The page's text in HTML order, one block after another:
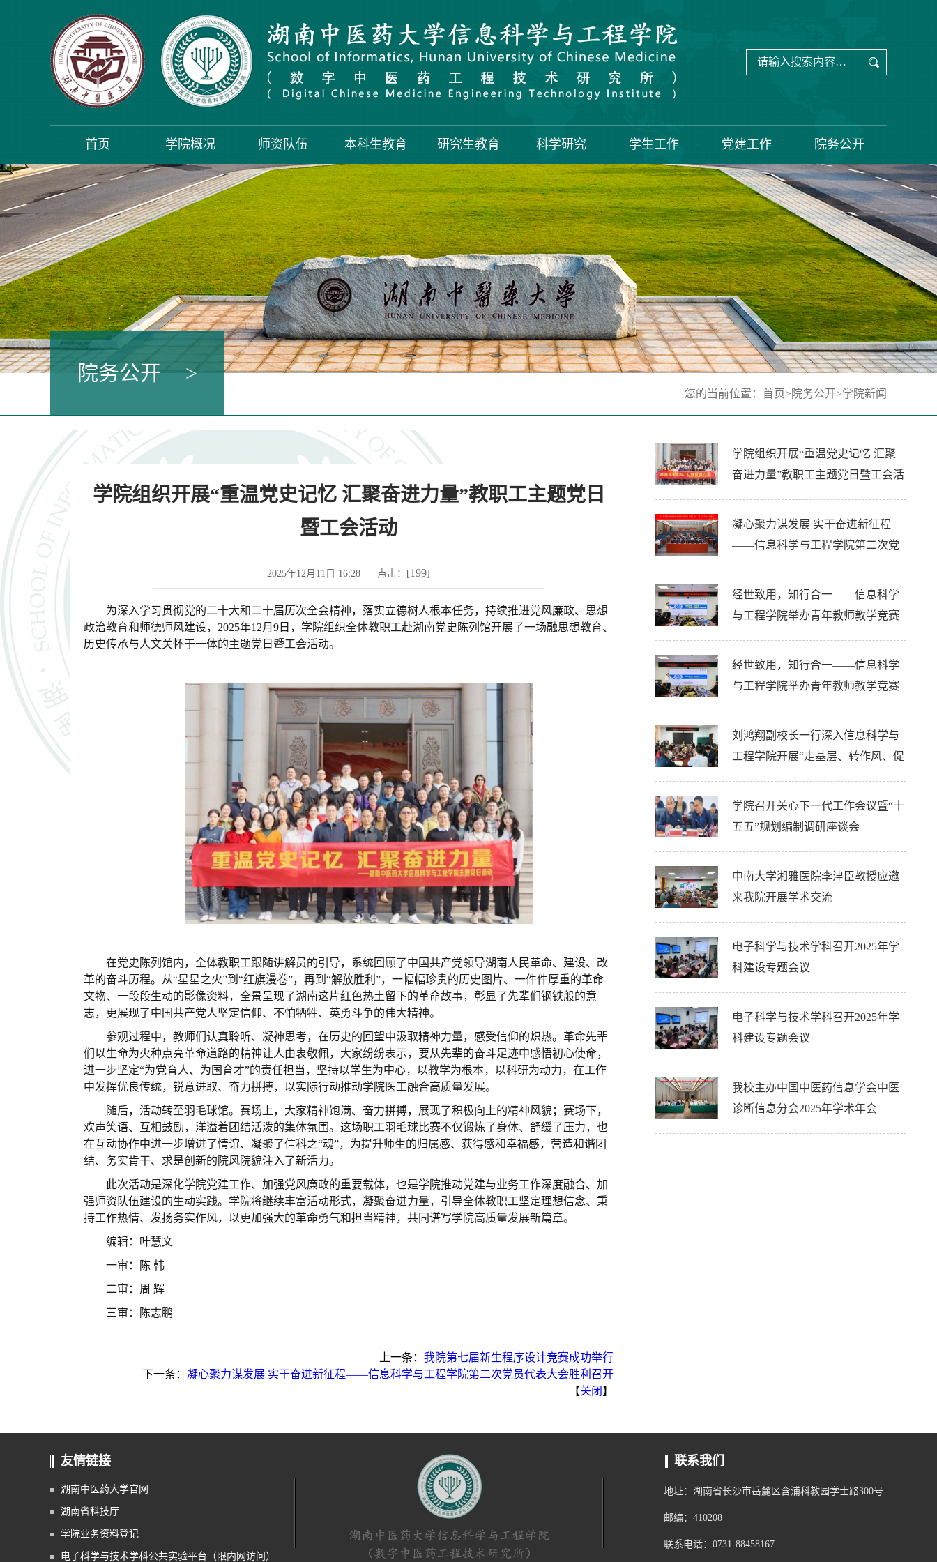
首页 学院概况 师资队伍 本科生教育 研究生教育 科学研究 学生工作 党建工作 院务公开
院务公开 >
您的当前位置： 首页> 院务公开>学院新闻
学院组织开展“重温党史记忆 汇聚奋进力量”教职工主题党日
暨工会活动
2025年12月11日 16:28 点击：[199]
为深入学习贯彻党的二十大和二十届历次全会精神， 落实立德树人根本任务， 持续推进党风廉政、思想
政治教育和师德师风建设， 2025年12月9日，学院组织全体教职工赴湖南党史陈列馆开展了一场融思想教育、
历史传承与人文关怀于一体的主题党日暨工会活动。
在党史陈列馆内，全体教职工跟随讲解员的引导，系统回顾了中国共产党领导湖南人民革命、建设、改
革的奋斗历程。从“星星之火”到 “红旗漫卷”， 再到 “解放胜利”，一幅幅珍贵的历史图片、一件件厚重的革命
文物、 一段段生动的影像资料，全景呈现了湖南这片红色热土留下的革命故事，彰显了先辈们钢铁般的意
志，更展现了中国共产党人坚定信仰、不怕牺牲、英勇斗争的伟大精神。
参观过程中，教师们认真聆听、 凝神思考， 在历史的回望中汲取精神力量，感受信仰的炽热。革命先辈
们以生命为火种点亮革命道路的精神让人由衷敬佩，大家纷纷表示，要从先辈的奋斗足迹中感悟初心使命，
进一步坚定“为党育人、为国育才”的责任担当，坚持以学生为中心，以教学为根本，以科研为动力，在工作
中发挥优良传统，锐意进取、奋力拼搏，以实际行动推动学院医工融合高质量发展。
随后，活动转至羽毛球馆。赛场上，大家精神饱满、奋力拼搏，展现了积极向上的精神风貌；赛场下，
欢声笑语、互相鼓励，洋溢着 团结活泼的集体氛围。这场职工羽毛球比赛不仅锻炼了身体、舒缓了压力， 也
在互动协作中进一步增进了情谊、 凝聚了信科之“魂”，为提升师生的归属感、获得感和幸福感，营造和谐团
结、务实肯干、求是创新的院风院貌注入了新活力。
此次活动是深化学院党建工作、加强党风廉政的重要载体， 也是学院推动党建与业务工作深度融合、加
强师资 队伍建设的生动实践。 学院将继续丰富活动形式， 凝聚奋进力量，引导全体教职工坚定理想信念、秉
持工作热情、发扬务实作风，以 更加强大的革命勇气和担当精神，共同谱写学院高质量发展新篇章。
编辑：叶慧文
一审：陈 韩
二审：周 辉
三审：陈志鹏
上一条： 我院第七届新生程序设计竞赛成功举行
下一条： 凝心聚力谋发展 实干奋进新征程——信息科学与工程学院第二次党员代表大会胜利召开
【关闭 】
学院组织开展“重温党史记忆 汇聚
奋进力量”教职工主题党日暨工会活
凝心聚力谋发展 实干奋进新征程
——信息科学与工程学院第二次党
经世致用，知行合一——信息科学
与工程学院举办青年教师教学竞赛
经世致用，知行合一——信息科学
与工程学院举办青年教师教学竞赛
刘鸿翔副校长一行深入信息科学与
工程学院开展“走基层、转作风、促
学院召开关心下一代工作会议暨“十
五五”规划编制调研座谈会
中南大学湘雅医院李津臣教授应邀
来我院开展学术交流
电子科学与技术学科召开2025年学
科建设专题会议
电子科学与技术学科召开2025年学
科建设专题会议
我校主办中国中医药信息学会中医
诊断信息分会2025年学术年会
友情链接
湖南中医药大学官网
湖南省科技厅
学院业务资料登记
电子科学与技术学科公共实验平台（限内网访问）
联系我们
地址：湖南省长沙市岳麓区含浦科教园学士路300号
邮编：410208
联系电话：0731-88458167